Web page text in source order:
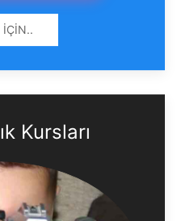
İÇIN..
Kursları